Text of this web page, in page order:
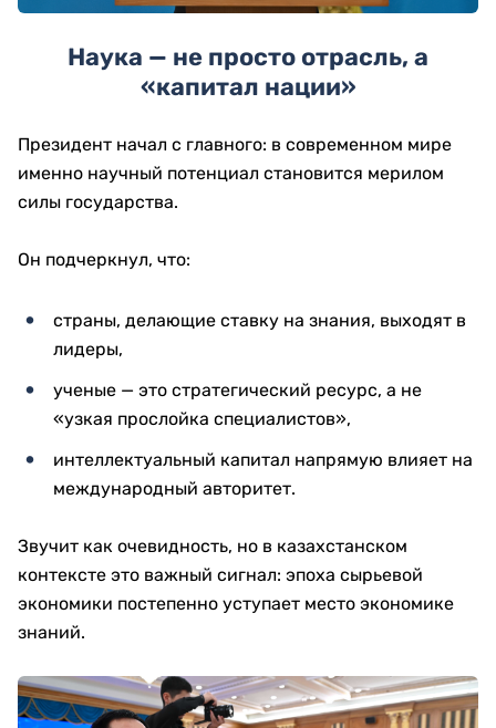
Наука — не просто отрасль, а
«капитал нации»
Президент начал с главного: в современном мире
именно научный потенциал становится мерилом
силы государства.
Он подчеркнул, что:
страны, делающие ставку на знания, выходят в
лидеры,
ученые — это стратегический ресурс, а не
«узкая прослойка специалистов»,
интеллектуальный капитал напрямую влияет на
международный авторитет.
Звучит как очевидность, но в казахстанском
контексте это важный сигнал: эпоха сырьевой
экономики постепенно уступает место экономике
знаний.